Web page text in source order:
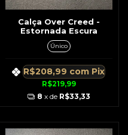
Calça Over Creed -
Estornada Escura
Único
R$219,99
R$208,99 com Pix
8 x de R$33,33